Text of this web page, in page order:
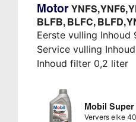
Motor YNFS, YNF6,
BLFB, BLFC, BLFD,
Eerste vulling Inhoud
Service vulling
Inhoud filter 0,2 liter
Mobil Super
Ververs elke